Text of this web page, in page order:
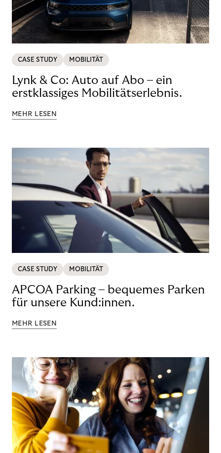
CASE STUDY MOBILITÄT
Lynk & Co: Auto auf Abo – ein
erstklassiges Mobilitätserlebnis.
MEHR LESEN
CASE STUDY MOBILITÄT
APCOA Parking – bequemes Parken
für unsere Kund:innen.
MEHR LESEN